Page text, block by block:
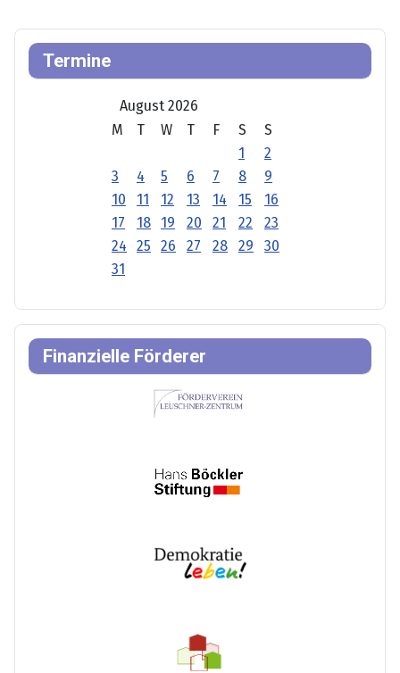
Termine
August 2026
M
T W T F S
S
1
2
3
4 5 6 7 8
9
10
11 12 13 14 15
16
17
18 19 20 21 22
23
24
25 26 27 28 29
30
31
Finanzielle Förderer